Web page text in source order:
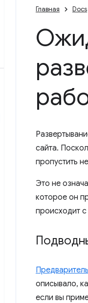
Главная Docs
сайта.
пропустить
Это не
которое он
происходит
описывало,
если вы